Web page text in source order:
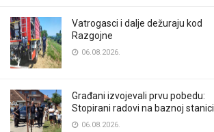
Vatrogasci i dalje dežuraju kod
Razgojne
06.08.2026.
Građani izvojevali prvu pobedu:
Stopirani radovi na baznoj stanici
06.08.2026.